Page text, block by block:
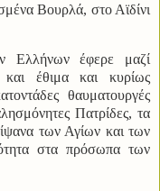
Βουρλά, στο Αϊδίνι
Ελλήνων έφερε μαζί
και έθιμα και κυρίως
θαυματουργές
Πατρίδες, τα
των Αγίων και των
στα πρόσωπα των